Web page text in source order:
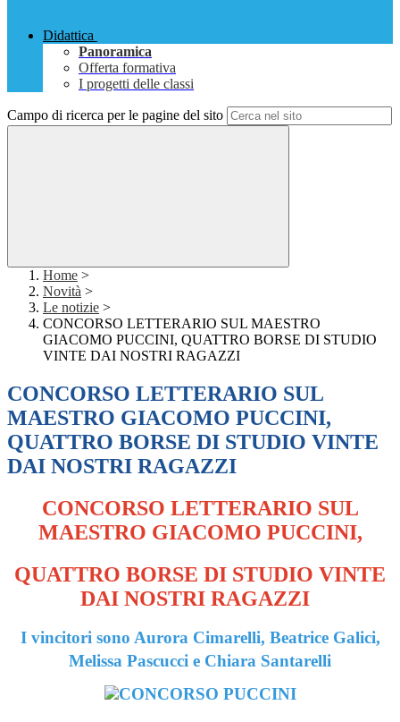
Didattica
Panoramica
Offerta formativa
I progetti delle classi
Campo di ricerca per le pagine del sito
Home >
Novità >
Le notizie >
CONCORSO LETTERARIO SUL MAESTRO
GIACOMO PUCCINI, QUATTRO BORSE DI STUDIO
VINTE DAI NOSTRI RAGAZZI
CONCORSO LETTERARIO SUL
MAESTRO GIACOMO PUCCINI,
QUATTRO BORSE DI STUDIO VINTE
DAI NOSTRI RAGAZZI
CONCORSO LETTERARIO SUL
MAESTRO GIACOMO PUCCINI,
QUATTRO BORSE DI STUDIO VINTE
DAI NOSTRI RAGAZZI
I vincitori sono Aurora Cimarelli, Beatrice Galici,
Melissa Pascucci e Chiara Santarelli